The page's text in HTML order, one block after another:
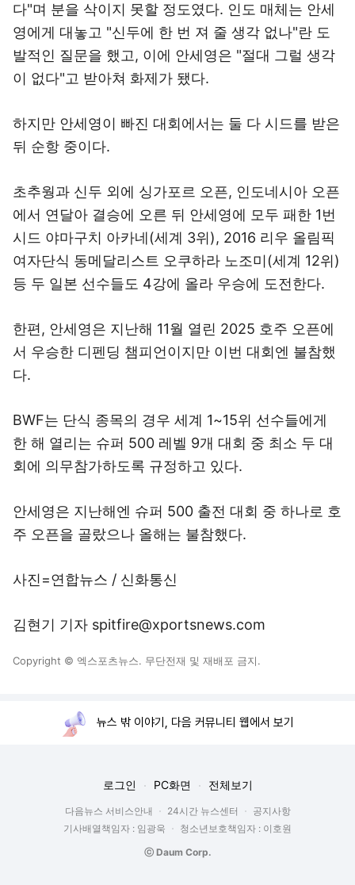
다"며 분을 삭이지 못할 정도였다. 인도 매체는 안세
영에게 대놓고 "신두에 한 번 져 줄 생각 없나"란 도
발적인 질문을 했고, 이에 안세영은 "절대 그럴 생각
이 없다"고 받아쳐 화제가 됐다.
하지만 안세영이 빠진 대회에서는 둘 다 시드를 받은
뒤 순항 중이다.
초추웡과 신두 외에 싱가포르 오픈, 인도네시아 오픈
에서 연달아 결승에 오른 뒤 안세영에 모두 패한 1번
시드 야마구치 아카네(세계 3위), 2016 리우 올림픽
여자단식 동메달리스트 오쿠하라 노조미(세계 12위)
등 두 일본 선수들도 4강에 올라 우승에 도전한다.
한편, 안세영은 지난해 11월 열린 2025 호주 오픈에
서 우승한 디펜딩 챔피언이지만 이번 대회엔 불참했
다.
BWF는 단식 종목의 경우 세계 1~15위 선수들에게
한 해 열리는 슈퍼 500 레벨 9개 대회 중 최소 두 대
회에 의무참가하도록 규정하고 있다.
안세영은 지난해엔 슈퍼 500 출전 대회 중 하나로 호
주 오픈을 골랐으나 올해는 불참했다.
사진=연합뉴스 / 신화통신
김현기 기자 spitfire@xportsnews.com
Copyright © 엑스포츠뉴스. 무단전재 및 재배포 금지.
뉴스 밖 이야기, 다음 커뮤니티 웹에서 보기
로그인 PC화면 전체보기
다음뉴스 서비스안내 24시간 뉴스센터
공지사항
기사배열책임자 : 임광욱
청소년보호책임자 : 이호원
ⓒ Daum Corp.